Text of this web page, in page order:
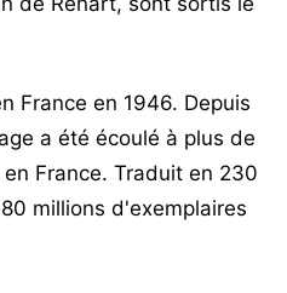
France en 1946. Depuis
a été écoulé à plus de
France. Traduit en 230
millions d'exemplaires